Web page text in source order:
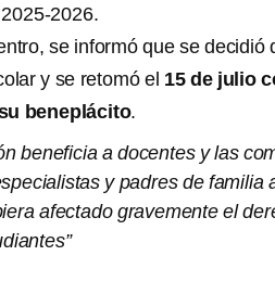
2026.
se informó que se decidió
y se retomó el 15 de julio
beneplácito.
beneficia a docentes y las
y padres de familia
afectado gravemente el